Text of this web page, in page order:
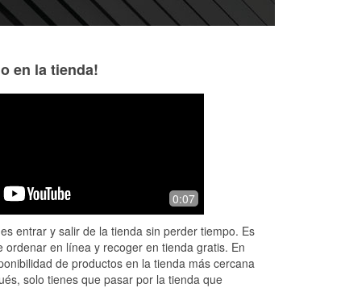
Randy, was super informative and
friendly great location and wonderful
top notch.
en la tienda!
0:07
entrar y salir de la tienda sin perder tiempo. Es
en línea y recoger en tienda gratis. En
de productos en la tienda más cercana
solo tienes que pasar por la tienda que